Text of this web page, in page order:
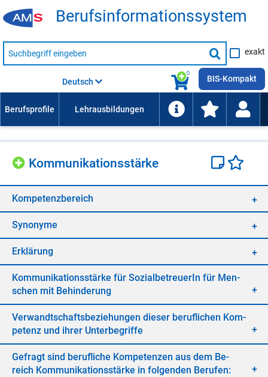
Be­rufs­in­for­ma­ti­ons­sys­tem
Suche
nach
Suche
starten
exakt
0
Deutsch BIS-Kompakt
Kom­mu­ni­ka­ti­ons­stär­ke
Kom­pe­tenz­be­reich
Syn­ony­me
Er­klä­rung
Kom­mu­ni­ka­ti­ons­stär­ke für So­zi­al­be­treue­rIn für Men­
schen mit Be­hin­de­rung
Ver­wandt­schafts­be­zie­hun­gen die­ser be­ruf­li­chen Kom­
pe­tenz und ih­rer Un­ter­be­grif­fe
Ge­fragt sind be­ruf­li­che Kom­pe­ten­zen aus dem Be­
reich Kom­mu­ni­ka­ti­ons­stär­ke in fol­gen­den Be­ru­fen: